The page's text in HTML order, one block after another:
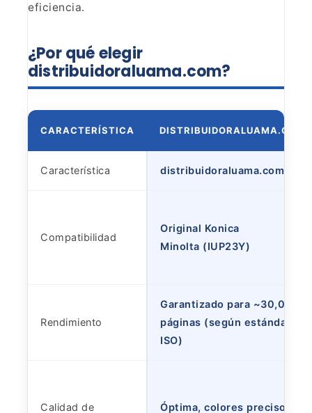
eficiencia.
¿Por qué elegir
distribuidoraluama.com?
CARACTERÍSTICA DISTRIBUIDORALUAMA.COM
Característica distribuidoraluama.com
Compatibilidad
Original Konica
Minolta (IUP23Y)
Rendimiento
Garantizado para ~30,000
páginas (según estándar
ISO)
Calidad de
Óptima, colores precisos y